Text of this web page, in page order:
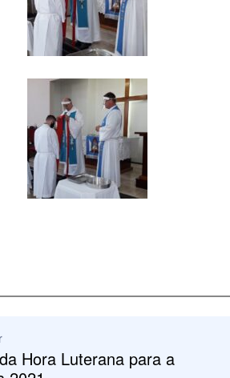
Hora Luterana para a